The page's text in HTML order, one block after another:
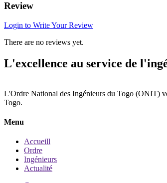
Review
Login to Write Your Review
There are no reviews yet.
L'excellence au service de
L'Ordre National des Ingénieurs du Togo (ONIT)
Togo.
Menu
Accueill
Ordre
Ingénieurs
Actualité